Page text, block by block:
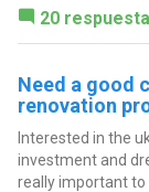
20
Need a good
renovation
Interested in the
investment and
really important